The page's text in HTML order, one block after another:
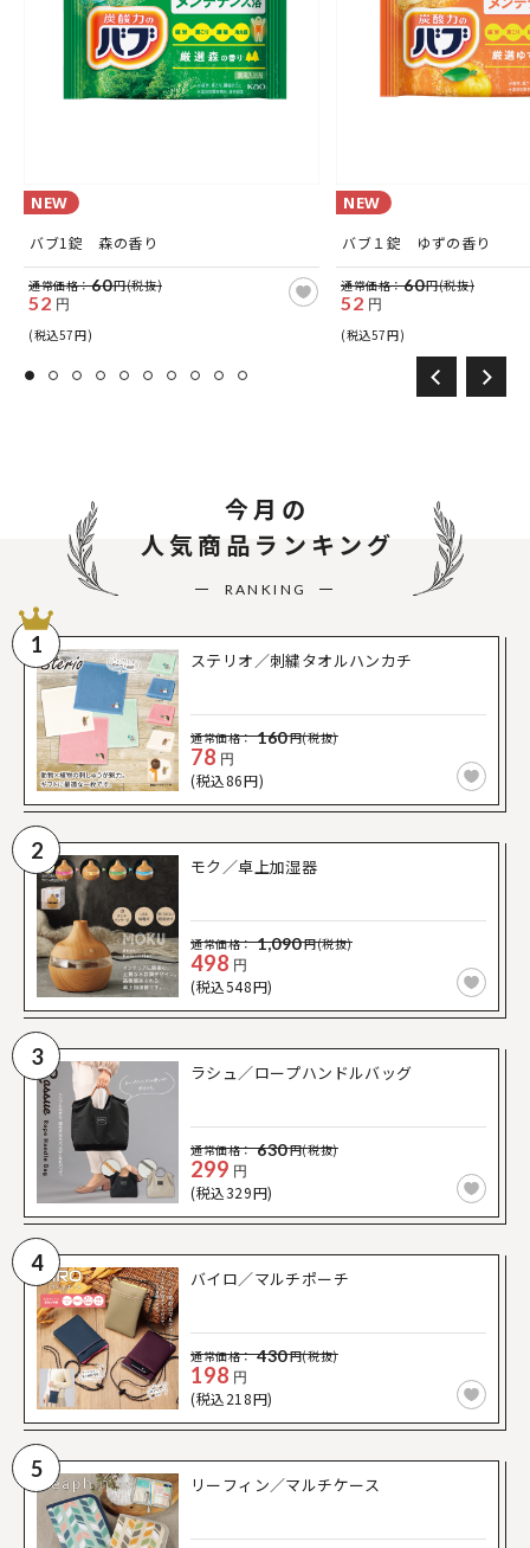
NEW
バブ1錠 森の香り
通常価格：60円(税抜)
52 円
(税込57円)
NEW
バブ１錠 ゆずの香り
通常価格：60円(税抜)
52 円
(税込57円)
今月の
人気商品ランキング
RANKING
1
ステリオ／刺繍タオルハンカチ
通常価格： 160円(税抜)
78 円
(税込86円)
2
モク／卓上加湿器
通常価格： 1,090円(税抜)
498 円
(税込548円)
3
ラシュ／ロープハンドルバッグ
通常価格： 630円(税抜)
299 円
(税込329円)
4
バイロ／マルチポーチ
通常価格： 430円(税抜)
198 円
(税込218円)
5
リーフィン／マルチケース